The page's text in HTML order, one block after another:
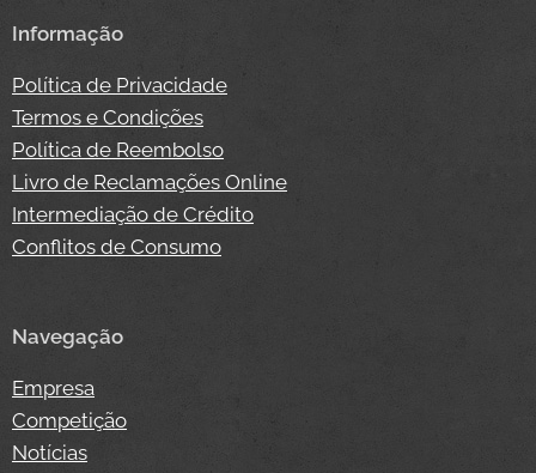
Informação
Política de Privacidade
Termos e Condições
Política de Reembolso
Livro de Reclamações Online
Intermediação de Crédito
Conflitos de Consumo
Navegação
Empresa
Competição
Notícias